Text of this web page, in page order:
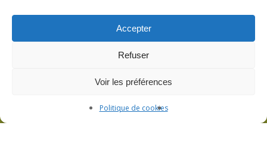
Accepter
Refuser
Voir les préférences
Politique de cookies